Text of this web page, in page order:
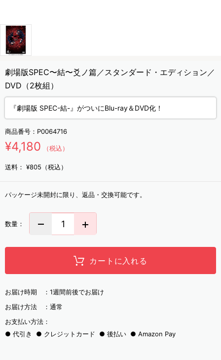
劇場版SPEC〜結〜爻ノ篇／スタンダード・エディション／
DVD（2枚組）
『劇場版 SPEC-結-』がついにBlu-ray＆DVD化！
商品番号： P0064716
¥4,180 （税込）
送料： ¥805（税込）
パッケージ未開封に限り、返品・交換可能です。
数量：
カートに入れる
お届け時期 ： 1週間前後でお届け
お届け方法 ： 通常
お支払い方法：
代引き
クレジットカード 後払い Amazon Pay